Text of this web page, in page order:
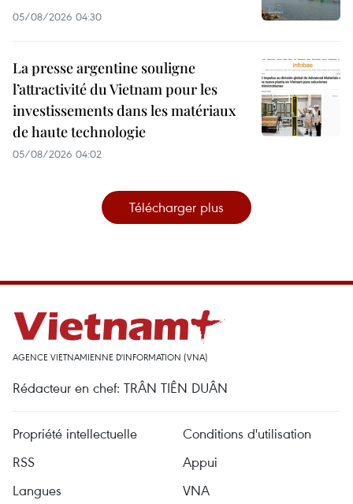
05/08/2026 04:30
La presse argentine souligne
l’attractivité du Vietnam pour les
investissements dans les matériaux
de haute technologie
05/08/2026 04:02
Télécharger plus
AGENCE VIETNAMIENNE D'INFORMATION (VNA)
Rédacteur en chef: TRÂN TIÊN DUÂN
Propriété intellectuelle
Conditions d'utilisation
RSS
Appui
Langues
VNA